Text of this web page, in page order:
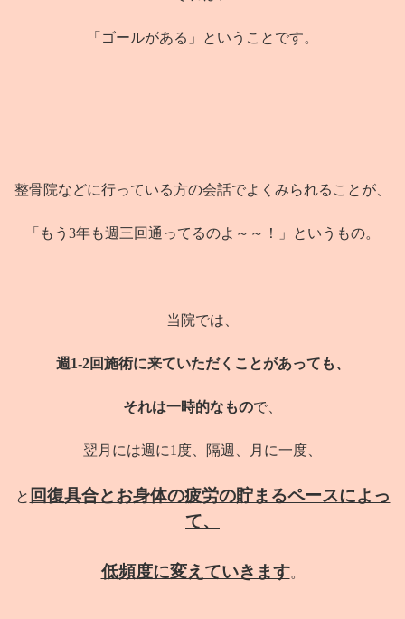
「ゴールがある」ということです。
整骨院などに行っている方の会話でよくみられることが、
「もう3年も週三回通ってるのよ～～！」というもの。
当院では、
週1-2回施術に来ていただくことがあっても、
それは一時的なもので、
翌月には週に1度、隔週、月に一度、
と 回復具合とお身体の疲労の貯まるペースによっ
て、
低頻度に変えていきます。